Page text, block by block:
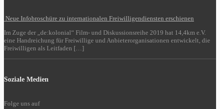
Neue Infobroschüre zu internationalen Freiwilligendiensten erschienen
Im Zuge der „de:kolonial“ Film- und Diskussionsreihe 2019 hat 14,4km e.V.
eine Handreichung für Freiwillige und Anbieterorganisationen entwickelt, die
Freiwilligen als Leitfaden […]
Soziale Medien
Folge uns auf